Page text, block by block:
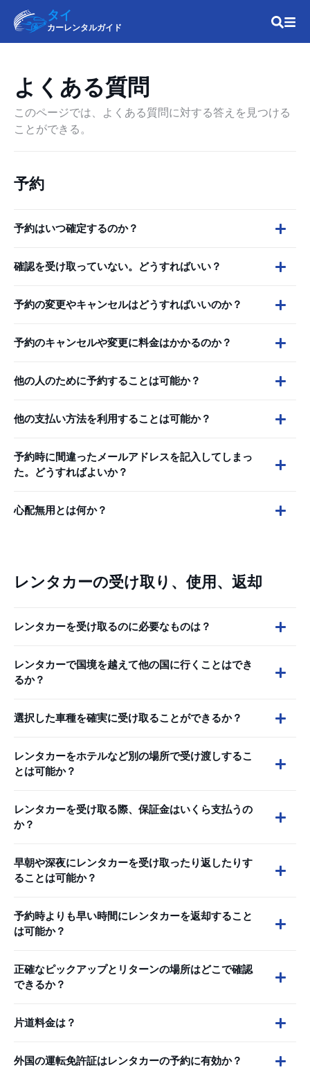
タイ
カーレンタルガイド
よくある質問
このページでは、よくある質問に対する答えを見つける
ことができる。
予約
予約はいつ確定するのか？
確認を受け取っていない。どうすればいい？
予約の変更やキャンセルはどうすればいいのか？
予約のキャンセルや変更に料金はかかるのか？
他の人のために予約することは可能か？
他の支払い方法を利用することは可能か？
予約時に間違ったメールアドレスを記入してしまっ
た。どうすればよいか？
心配無用とは何か？
レンタカーの受け取り、使用、返却
レンタカーを受け取るのに必要なものは？
レンタカーで国境を越えて他の国に行くことはでき
るか？
選択した車種を確実に受け取ることができるか？
レンタカーをホテルなど別の場所で受け渡しするこ
とは可能か？
レンタカーを受け取る際、保証金はいくら支払うの
か？
早朝や深夜にレンタカーを受け取ったり返したりす
ることは可能か？
予約時よりも早い時間にレンタカーを返却すること
は可能か？
正確なピックアップとリターンの場所はどこで確認
できるか？
片道料金は？
外国の運転免許証はレンタカーの予約に有効か？